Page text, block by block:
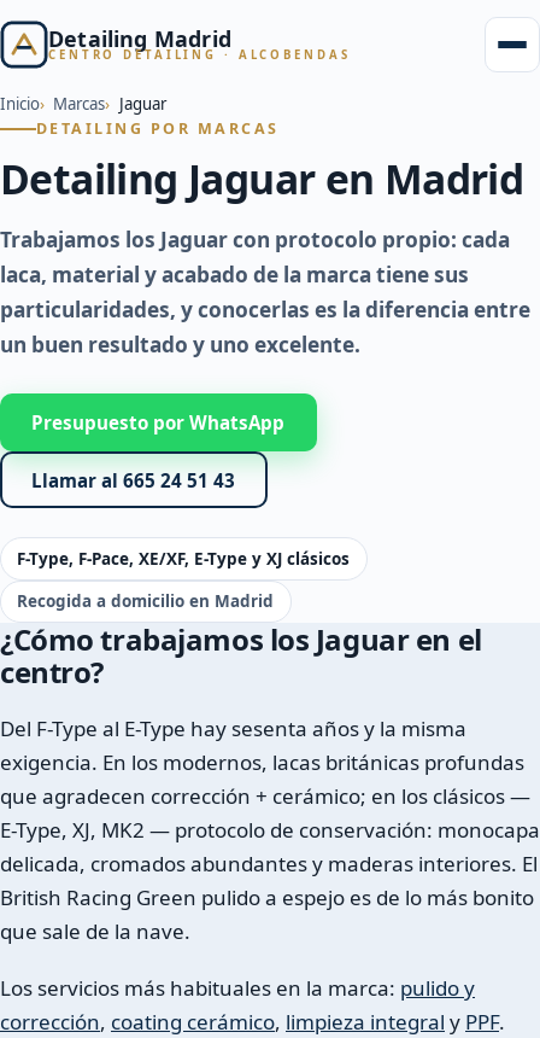
Detailing Madrid
CENTRO DETAILING · ALCOBENDAS
Inicio Marcas Jaguar
DETAILING POR MARCAS
Detailing Jaguar en Madrid
Trabajamos los Jaguar con protocolo propio: cada
laca, material y acabado de la marca tiene sus
particularidades, y conocerlas es la diferencia entre
un buen resultado y uno excelente.
Presupuesto por WhatsApp
Llamar al 665 24 51 43
F-Type, F-Pace, XE/XF, E-Type y XJ clásicos
Recogida a domicilio en Madrid
¿Cómo trabajamos los Jaguar en el
centro?
Del F-Type al E-Type hay sesenta años y la misma
exigencia. En los modernos, lacas británicas profundas
que agradecen corrección + cerámico; en los clásicos —
E-Type, XJ, MK2 — protocolo de conservación: monocapa
delicada, cromados abundantes y maderas interiores. El
British Racing Green pulido a espejo es de lo más bonito
que sale de la nave.
Los servicios más habituales en la marca: pulido y
corrección, coating cerámico, limpieza integral y PPF.